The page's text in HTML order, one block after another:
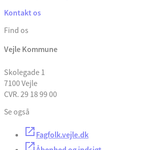
Kontakt os
Find os
Vejle Kommune
Skolegade 1
7100 Vejle
CVR. 29 18 99 00
Se også
Fagfolk.vejle.dk